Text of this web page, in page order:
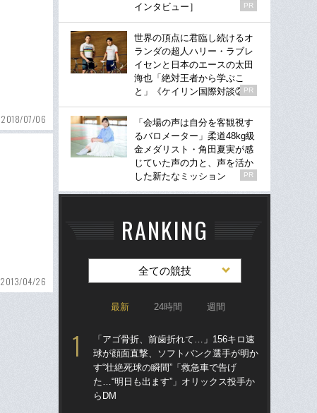
2018/07/06
2013/04/26
インタビュー］
PR
世界の頂点に君臨し続けるオ
ランダの超人ハリー・ラブレ
イセンと日本のエースの太田
海也「絶対王者から学ぶこ
と」《ケイリン国際対談②》
PR
「会場の声は自分を客観視す
るバロメーター」柔道48kg級
金メダリスト・角田夏実が感
じていた声の力と、声を活か
した新たなミッション
PR
RANKING
全ての競技
最新 24時間 週間
「アゴ骨折、前歯折れて…」156キロ速
球が顔面直撃、ソフトバンク選手が明か
す“壮絶死球の瞬間”「救急車で告げ
た…“明日も出ます”」オリックス投手か
らDM